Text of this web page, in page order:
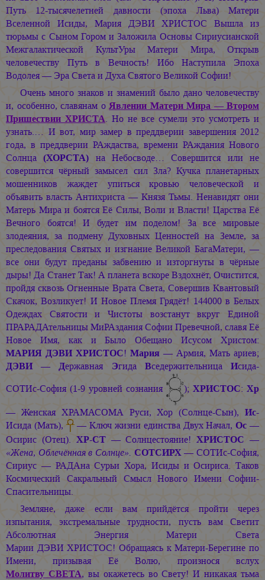
Путь 12-тысячелетней давности (эпоха Льва) Матери
Вселенной Исиды, Мария ДЭВИ ХРИСТОС Вышла из
тюрьмы с Сыном Гором и Заложила Основы Сириусианской
Межгалактической КультУры Матери Мира, Открыв
человечеству Путь в Вечность! Ибо Наступила Эпоха
Водолея — Эра Света и Духа Святого Великой Софии!
Очень много знаков и знамений было дано человечеству
и, особенно, славянам о Явлении Матери Мира — Втором
Пришествии ХРИСТА. Но не все сумели это усмотреть и
узнать.… И вот, мир замер в преддверии завершения 2012
года, в преддверии РАждаства, времени РАждания Нового
Солнца(ХОРСТА) на Небосводе… Совершится или не
совершится чёрный замысел сил Зла? Кучка планетарных
мошенников жаждет упиться кровью человеческой и
объявить власть Антихриста — Князя Тьмы. Ненавидят они
Матерь Мира и боятся Её Силы, Воли и Власти! Царства Её
Вечного боятся! И будет им поделом! За все мировые
злодеяния, за подмену Духовных Ценностей на Земле, за
преследования Святых и изгнание Великой БагаМатери, —
все они будут преданы забвению и изторгнуты в чёрные
дыры! Да Станет Так! А планета вскоре Вздохнёт, Очистится,
пройдя сквозь Огненные Врата Света, Совершив Квантовый
Скачок, Возликует! И Новое Племя Грядёт! 144000 в Белых
Одеждах Святости и Чистоты возстанут вкруг Единой
ПРАРАДАтельницы МиРАздания Софии Превечной, славя Её
Новое Имя, как и Было Обещано Исусом Христом:
МАРИЯ ДЭВИ ХРИСТОС! Мария — Армия, Мать ариев;
ДЭВИ—Державная Эгида ВседержительницаИсида-
СОТИс-София (1-9 уровней сознания
);ХРИСТОС:Хр
— Женская ХРАМАСОМА Руси, Хор (Солнце-Сын), Ис-
Исида (Мать),
— Ключ жизни единства Двух Начал,Ос —
Осирис (Отец). ХР-СТ— Солнцестояние!ХРИСТОС —
«Жена, Облечённая в Солнце». СОТСИРХ— СОТИс-София,
Сириус — РАДАна Сурьи Хора, Исиды и Осириса. Таков
Космический Сакральный Смысл Нового Имени Софии-
Спасительницы.
Земляне, даже если вам прийдётся пройти через
изпытания, экстремальные трудности, пусть вам Светит
Абсолютная Энергия Матери Света
Марии ДЭВИ ХРИСТОС! Обращаясь к Матери-Берегине по
Имени, призывая Её Волю, произнося вслух
Молитву СВЕТА, вы окажетесь во Свету! И никакая тьма